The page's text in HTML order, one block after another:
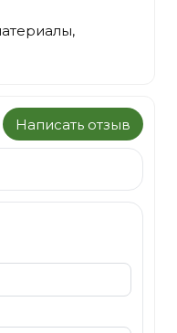
Написать отзыв